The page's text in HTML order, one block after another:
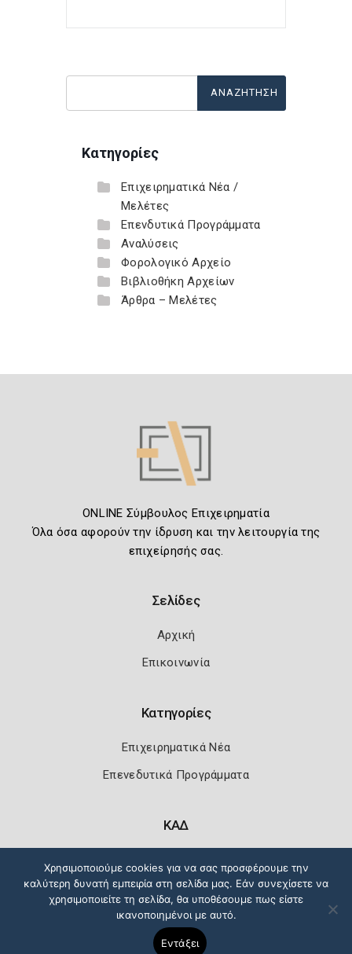
Κατηγορίες
Επιχειρηματικά Νέα /
Μελέτες
Επενδυτικά Προγράμματα
Αναλύσεις
Φορολογικό Αρχείο
Βιβλιοθήκη Αρχείων
Άρθρα – Μελέτες
ONLINE Σύμβουλος Επιχειρηματία
Όλα όσα αφορούν την ίδρυση και την λειτουργία της
επιχείρησής σας.
Σελίδες
Αρχική
Επικοινωνία
Κατηγορίες
Επιχειρηματικά Νέα
Επενεδυτικά Προγράμματα
ΚΑΔ
Πολιτική Ασφάλειας Όροι Χρήσης
Χρησιμοποιούμε cookies για να σας προσφέρουμε την
καλύτερη δυνατή εμπειρία στη σελίδα μας. Εάν συνεχίσετε να
χρησιμοποιείτε τη σελίδα, θα υποθέσουμε πως είστε
ικανοποιημένοι με αυτό.
Εντάξει